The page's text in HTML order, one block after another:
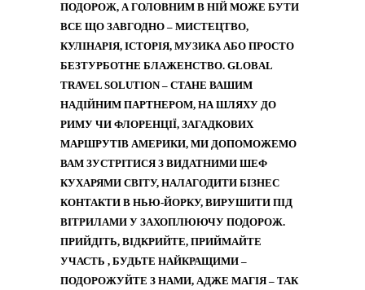
ПОДОРОЖ, А ГОЛОВНИМ В НІЙ МОЖЕ БУТИ
ВСЕ ЩО ЗАВГОДНО – МИСТЕЦТВО,
КУЛІНАРІЯ, ІСТОРІЯ, МУЗИКА АБО ПРОСТО
БЕЗТУРБОТНЕ БЛАЖЕНСТВО. GLOBAL
TRAVEL SOLUTION – СТАНЕ ВАШИМ
НАДІЙНИМ ПАРТНЕРОМ, НА ШЛЯХУ ДО
РИМУ ЧИ ФЛОРЕНЦІЇ, ЗАГАДКОВИХ
МАРШРУТІВ АМЕРИКИ, МИ ДОПОМОЖЕМО
ВАМ ЗУСТРІТИСЯ З ВИДАТНИМИ ШЕФ
КУХАРЯМИ СВІТУ, НАЛАГОДИТИ БІЗНЕС
КОНТАКТИ В НЬЮ-ЙОРКУ, ВИРУШИТИ ПІД
ВІТРИЛАМИ У ЗАХОПЛЮЮЧУ ПОДОРОЖ.
ПРИЙДІТЬ, ВІДКРИЙТЕ, ПРИЙМАЙТЕ
УЧАСТЬ , БУДЬТЕ НАЙКРАЩИМИ –
ПОДОРОЖУЙТЕ З НАМИ, АДЖЕ МАГІЯ – ТАК